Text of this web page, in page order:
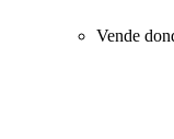
Vende